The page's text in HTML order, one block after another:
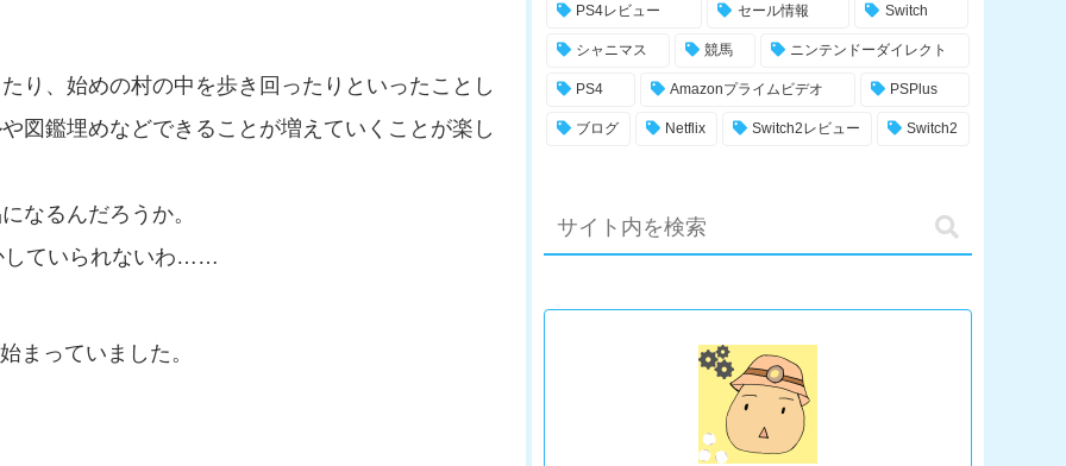
り、始めの村の中を歩き回ったりといったことし
図鑑埋めなどできることが増えていくことが楽し
なるんだろうか。
していられないわ……
まっていました。
PS4レビュー セール情報 Switch
シャニマス 競馬 ニンテンドーダイレクト
PS4 Amazonプライムビデオ PSPlus
ブログ Netflix Switch2レビュー Switch2